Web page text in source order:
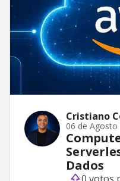
Cristiano
06 de Agosto
Dados